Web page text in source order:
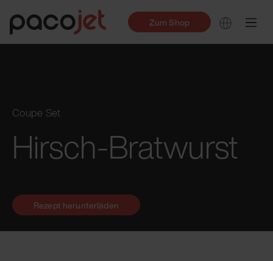
Zum Shop
Coupe Set
Hirsch-Bratwurst
Rezept herunterladen